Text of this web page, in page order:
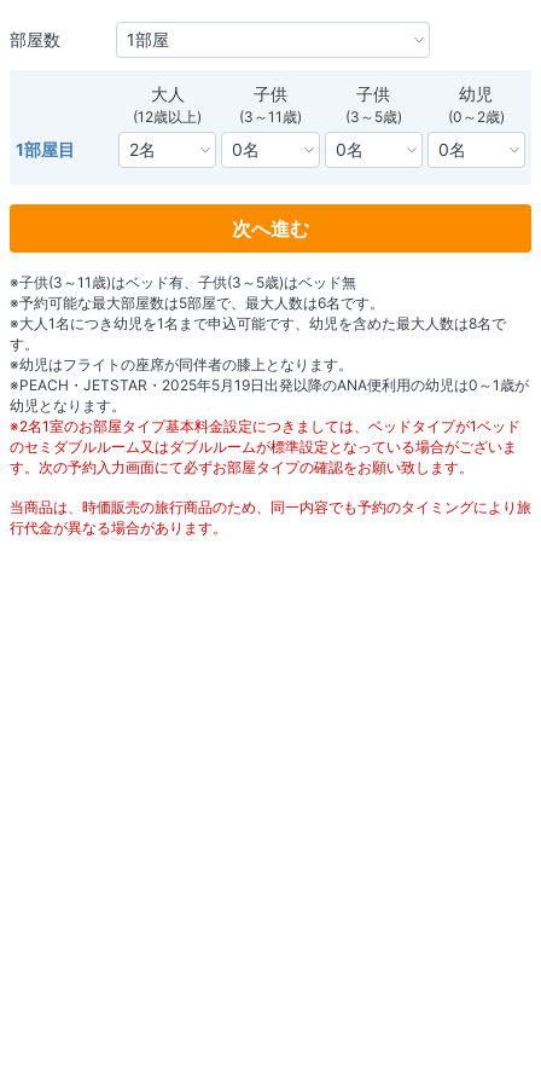
部屋数
大人
(12歳以上)
子供
(3～11歳)
子供
(3～5歳)
幼児
(0～2歳)
1部屋目
次へ進む
※子供(3～11歳)はベッド有、子供(3～5歳)はベッド無
※予約可能な最大部屋数は5部屋で、最大人数は6名です。
※大人1名につき幼児を1名まで申込可能です、幼児を含めた最大人数は8名で
す。
※幼児はフライトの座席が同伴者の膝上となります。
※PEACH・JETSTAR・2025年5月19日出発以降のANA便利用の幼児は0～1歳が
幼児となります。
※2名1室のお部屋タイプ基本料金設定につきましては、ベッドタイプが1ベッド
のセミダブルルーム又はダブルルームが標準設定となっている場合がございま
す。次の予約入力画面にて必ずお部屋タイプの確認をお願い致します。
当商品は、時価販売の旅行商品のため、同一内容でも予約のタイミングにより旅
行代金が異なる場合があります。